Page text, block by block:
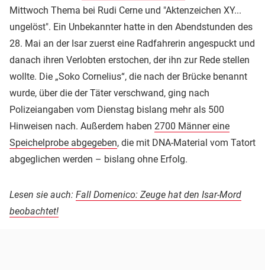
Mittwoch Thema bei Rudi Cerne und "Aktenzeichen XY...
ungelöst". Ein Unbekannter hatte in den Abendstunden des
28. Mai an der Isar zuerst eine Radfahrerin angespuckt und
danach ihren Verlobten erstochen, der ihn zur Rede stellen
wollte. Die „Soko Cornelius“, die nach der Brücke benannt
wurde, über die der Täter verschwand, ging nach
Polizeiangaben vom Dienstag bislang mehr als 500
Hinweisen nach. Außerdem haben 2700 Männer eine
Speichelprobe abgegeben, die mit DNA-Material vom Tatort
abgeglichen werden – bislang ohne Erfolg.
Lesen sie auch: Fall Domenico: Zeuge hat den Isar-Mord
beobachtet!